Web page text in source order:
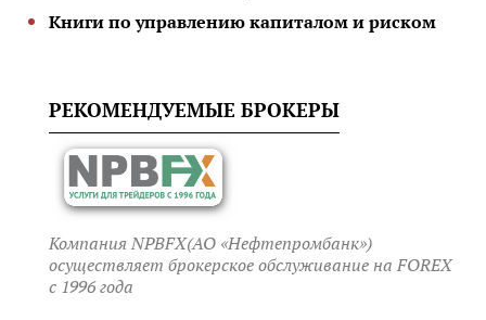
Книги по управлению капиталом и риском
РЕКОМЕНДУЕМЫЕ БРОКЕРЫ
Компания NPBFX(АО «Нефтепромбанк»)
осуществляет брокерское обслуживание на FOREX
c 1996 года